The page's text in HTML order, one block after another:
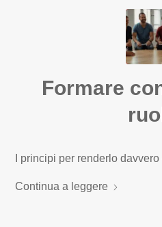
Formare
I principi per renderlo davvero
Continua a leggere